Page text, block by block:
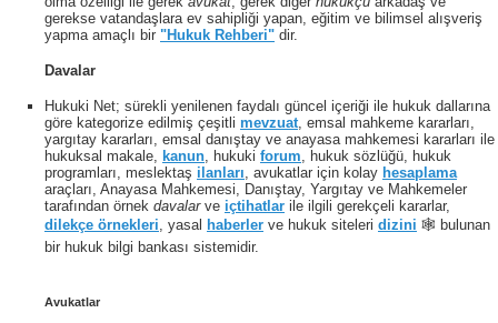
gerekse vatandaşlara ev sahipliği yapan, eğitim ve bilimsel alışveriş
yapma amaçlı bir "Hukuk Rehberi" dir.
Davalar
Hukuki Net; sürekli yenilenen faydalı güncel içeriği ile hukuk dallarına
göre kategorize edilmiş çeşitli mevzuat, emsal mahkeme kararları,
yargıtay kararları, emsal danıştay ve anayasa mahkemesi kararları ile
hukuksal makale, kanun, hukuki forum, hukuk sözlüğü, hukuk
programları, meslektaş ilanları, avukatlar için kolay hesaplama
araçları, Anayasa Mahkemesi, Danıştay, Yargıtay ve Mahkemeler
tarafından örnek davalarve içtihatlar ile ilgili gerekçeli kararlar,
dilekçe örnekleri, yasal haberler ve hukuk siteleri dizini 🕸 bulunan
bir hukuk bilgi bankası sistemidir.
Avukatlar